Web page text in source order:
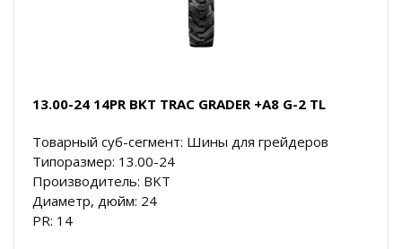
13.00-24 14PR BKT TRAC GRADER +A8 G-2 TL
Товарный суб-сегмент: Шины для грейдеров
Типоразмер: 13.00-24
Производитель: BKT
Диаметр, дюйм: 24
PR: 14